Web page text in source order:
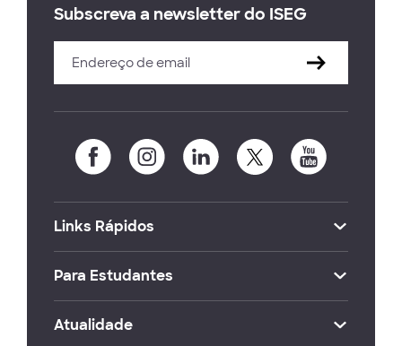
Subscreva a newsletter do ISEG
Links Rápidos
Para Estudantes
Atualidade